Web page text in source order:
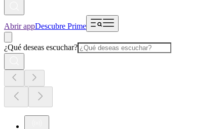
Abrir appDescubre Prime
¿Qué deseas escuchar?